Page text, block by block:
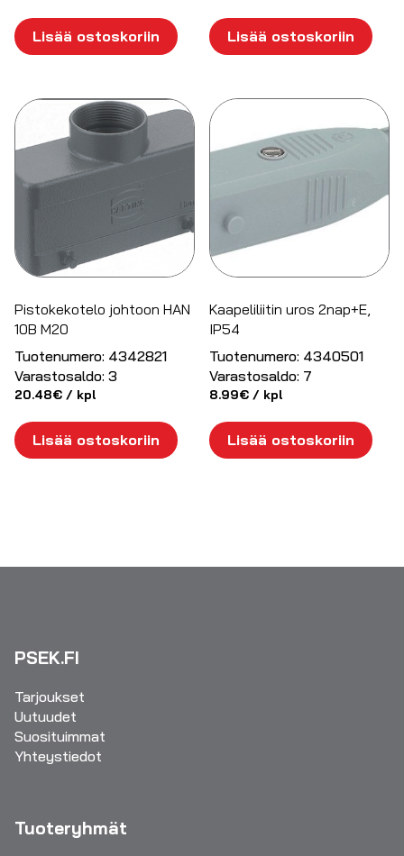
Lisää ostoskoriin Lisää ostoskoriin
Pistokekotelo johtoon HAN
10B M20
Tuotenumero: 4342821
Varastosaldo: 3
20.48€ / kpl
Lisää ostoskoriin
Kaapeliliitin uros 2nap+E,
IP54
Tuotenumero: 4340501
Varastosaldo: 7
8.99€ / kpl
Lisää ostoskoriin
PSEK.FI
Tarjoukset
Uutuudet
Suosituimmat
Yhteystiedot
Tuoteryhmät